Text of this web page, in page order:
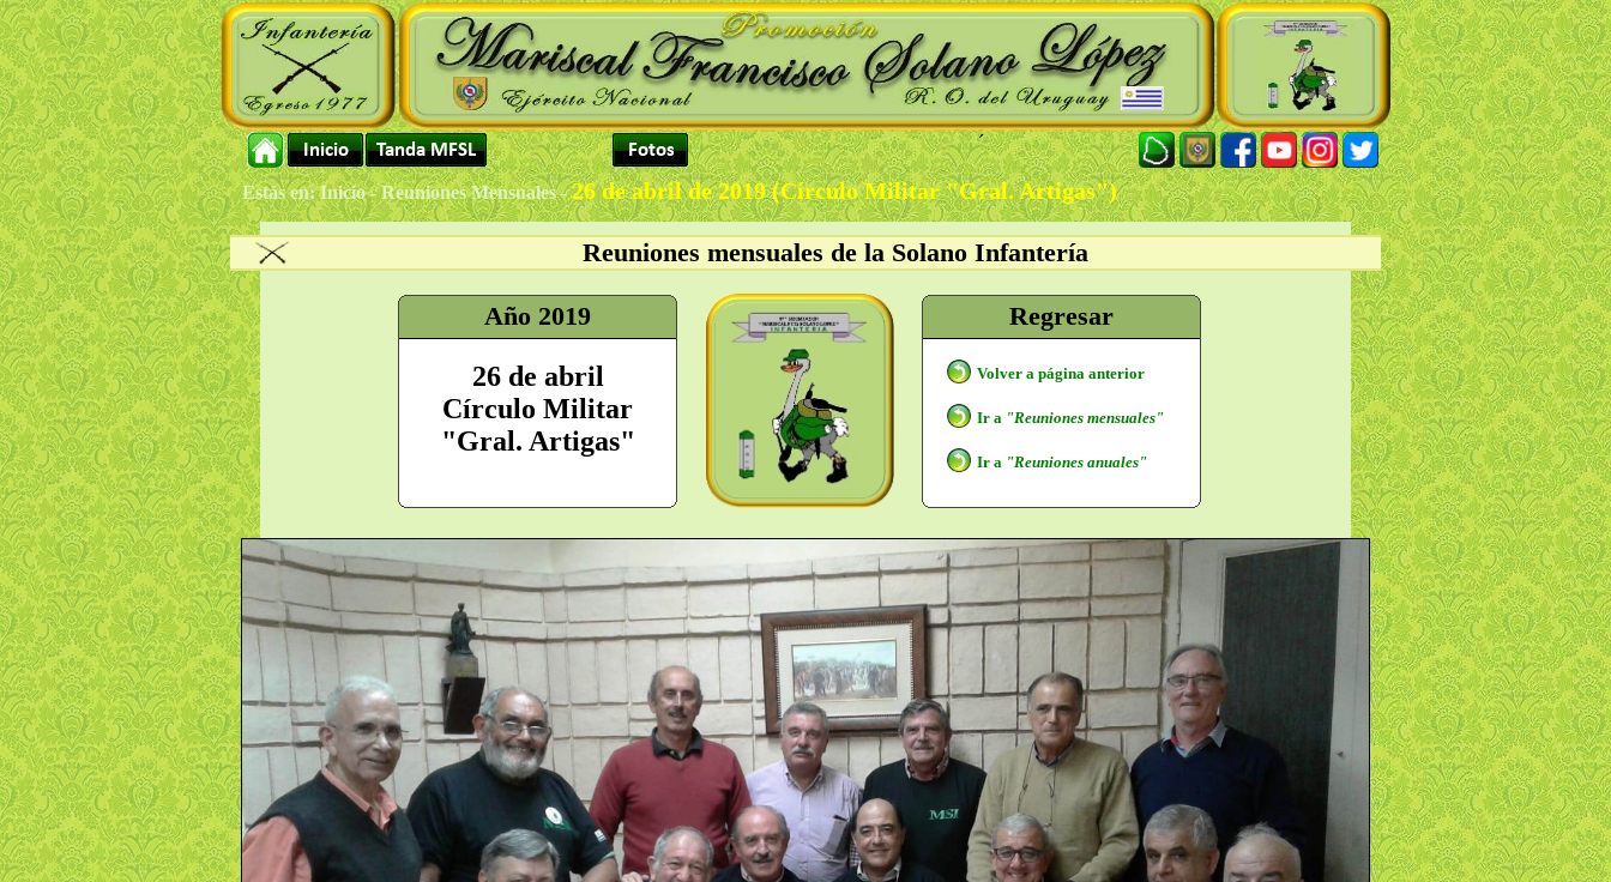
´
Estás en: Inicio - Reuniones Mensuales -26 de abril de 2019 (Círculo Militar "Gral. Artigas")
Reuniones mensuales de la Solano Infantería
Año 2019
26 de abril
Círculo Militar
"Gral. Artigas"
Regresar
Volver a página anterior
Ir a "Reuniones mensuales"
Ir a "Reuniones anuales"